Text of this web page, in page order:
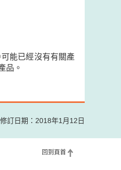
能已經沒有有關產
品。
訂日期：2018年1月12日
回到頁首